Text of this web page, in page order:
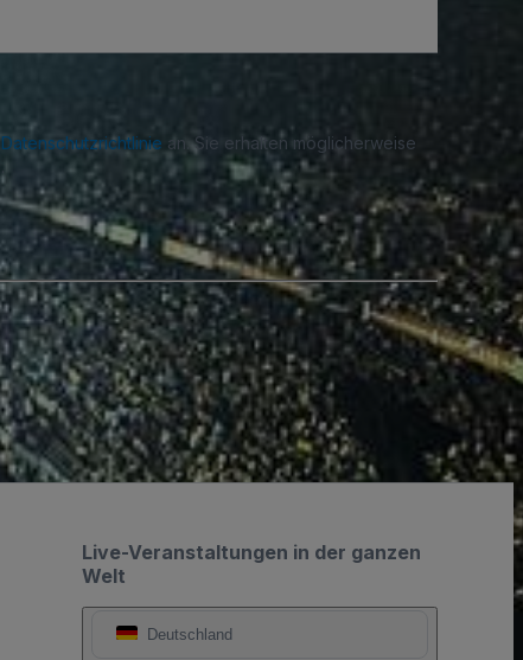
Datenschutzrichtlinie an. Sie erhalten möglicherweise
Live-Veranstaltungen in der ganzen
Welt
Deutschland